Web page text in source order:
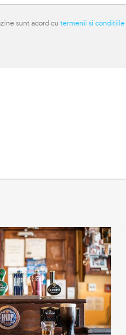
sunt acord cu termenii si conditiile